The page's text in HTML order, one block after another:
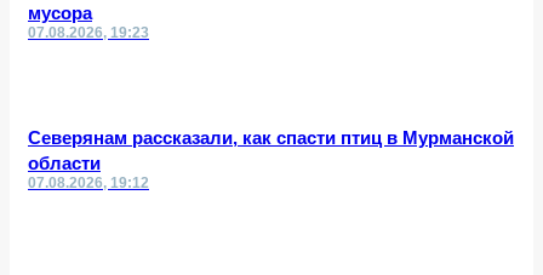
мусора
07.08.2026, 19:23
Северянам рассказали, как спасти птиц в Мурманской
области
07.08.2026, 19:12